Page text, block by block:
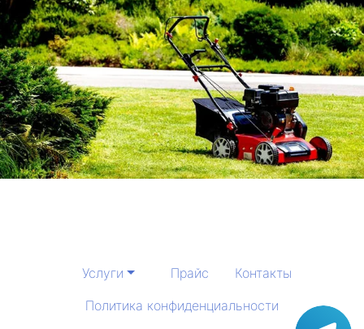
Услуги Прайс
Контакты
Политика конфиденциальности